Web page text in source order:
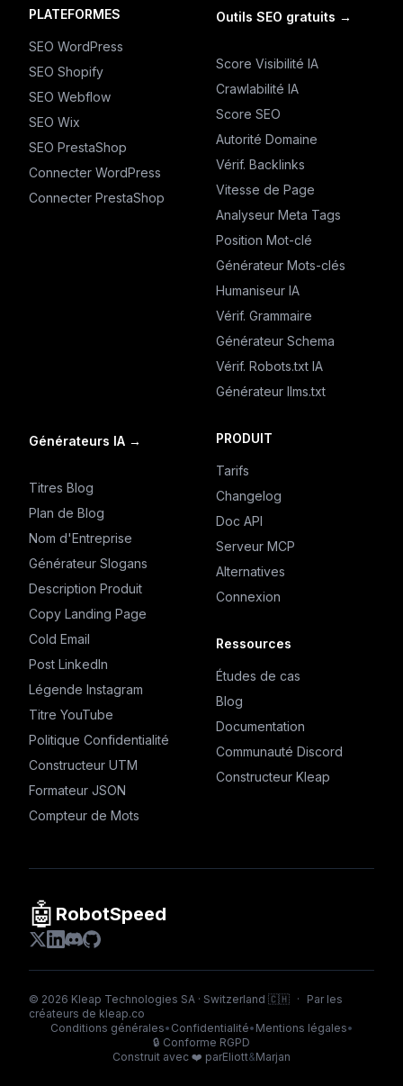
PLATEFORMES
SEO WordPress
SEO Shopify
SEO Webflow
SEO Wix
SEO PrestaShop
Connecter WordPress
Connecter PrestaShop
Outils SEO gratuits →
Score Visibilité IA
Crawlabilité IA
Score SEO
Autorité Domaine
Vérif. Backlinks
Vitesse de Page
Analyseur Meta Tags
Position Mot-clé
Générateur Mots-clés
Humaniseur IA
Vérif. Grammaire
Générateur Schema
Vérif. Robots.txt IA
Générateur llms.txt
Générateurs IA →
Titres Blog
Plan de Blog
Nom d'Entreprise
Générateur Slogans
Description Produit
Copy Landing Page
Cold Email
Post LinkedIn
Légende Instagram
Titre YouTube
Politique Confidentialité
Constructeur UTM
Formateur JSON
Compteur de Mots
PRODUIT
Tarifs
Changelog
Doc API
Serveur MCP
Alternatives
Connexion
Ressources
Études de cas
Blog
Documentation
Communauté Discord
Constructeur Kleap
🤖 RobotSpeed
© 2026 Kleap Technologies SA · Switzerland 🇨🇭 ·
Par les
créateurs de kleap.co
Conditions générales• Confidentialité• Mentions légales•
🔒 Conforme RGPD
Construit avec ❤️ parEliott&Marjan